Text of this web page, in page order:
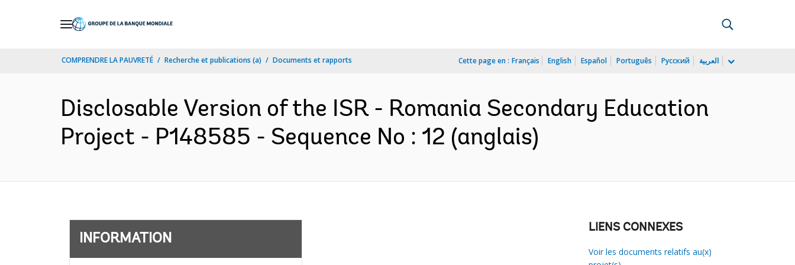
COMPRENDRE LA PAUVRETÉ Recherche et publications (a) Documents et rapports Cette page en : Français English Español Português Русский العربية
Disclosable Version of the ISR - Romania Secondary Education
Project - P148585 - Sequence No : 12 (anglais)
INFORMATION
LIENS CONNEXES
Voir les documents relatifs au(x)